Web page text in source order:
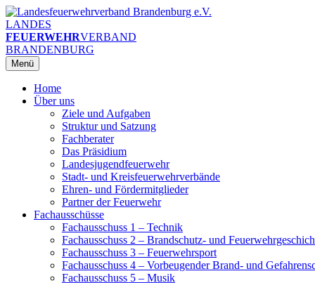
Zum
Inhalt
springen
LANDES
FEUERWEHRVERBAND
BRANDENBURG
Menü
Home
Über uns
Ziele und Aufgaben
Struktur und Satzung
Fachberater
Das Präsidium
Landesjugendfeuerwehr
Stadt- und Kreisfeuerwehrverbände
Ehren- und Fördermitglieder
Partner der Feuerwehr
Fachausschüsse
Fachausschuss 1 – Technik
Fachausschuss 2 – Brandschutz- und
Fachausschuss 3 – Feuerwehrsport
Fachausschuss 4 – Vorbeugender Brand- und
Fachausschuss 5 – Musik